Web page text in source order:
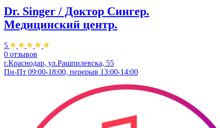
Dr. Singer / Доктор Сингер.
Медицинский центр.
5
0 отзывов
г.Краснодар, ул.Рашпилевска, 55
Пн-Пт 09:00-18:00, перерыв 13:00-14:00